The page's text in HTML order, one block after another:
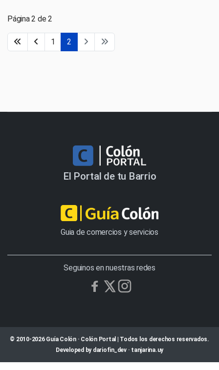
Página 2 de 2
1 2
El Portal de tu Barrio
Guia de comercios y servicios
Seguinos en nuestras redes
© 2010-2026 Guía Colón · Colón Portal | Todos los derechos reservados.
Developed by dariofin_dev· tanjarina.uy